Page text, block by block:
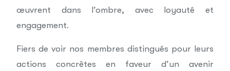
œuvrent dans l’ombre, avec loyauté et
engagement.
Fiers de voir nos membres distingués pour leurs
actions concrètes en faveur d’un avenir